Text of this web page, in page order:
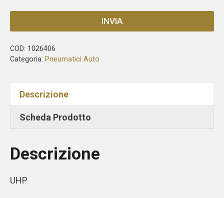
INVIA
COD: 1026406
Categoria: Pneumatici Auto
Descrizione
Scheda Prodotto
Descrizione
UHP